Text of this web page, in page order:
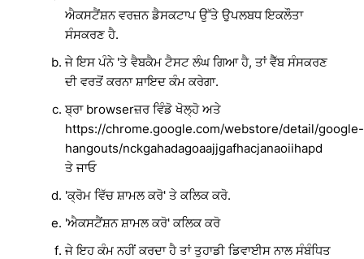
ਐਕਸਟੈਂਸ਼ਨ ਵਰਜ਼ਨ ਡੈਸਕਟਾਪ ਉੱਤੇ ਉਪਲਬਧ ਇਕਲੌਤਾ
ਸੰਸਕਰਣ ਹੈ.
ਜੇ ਇਸ ਪੰਨੇ 'ਤੇ ਵੈਬਕੈਮ ਟੈਸਟ ਲੰਘ ਗਿਆ ਹੈ, ਤਾਂ ਵੈੱਬ ਸੰਸਕਰਣ
ਦੀ ਵਰਤੋਂ ਕਰਨਾ ਸ਼ਾਇਦ ਕੰਮ ਕਰੇਗਾ.
ਬ੍ਰਾ browserਜ਼ਰ ਵਿੰਡੋ ਖੋਲ੍ਹੋ ਅਤੇ
https://chrome.google.com/webstore/detail/google-
hangouts/nckgahadagoaajjgafhacjanaoiihapd
ਤੇ ਜਾਓ
'ਕ੍ਰੋਮ ਵਿੱਚ ਸ਼ਾਮਲ ਕਰੋ' ਤੇ ਕਲਿਕ ਕਰੋ.
'ਐਕਸਟੈਂਸ਼ਨ ਸ਼ਾਮਲ ਕਰੋ' ਕਲਿਕ ਕਰੋ
ਜੇ ਇਹ ਕੰਮ ਨਹੀਂ ਕਰਦਾ ਹੈ ਤਾਂ ਤੁਹਾਡੀ ਡਿਵਾਈਸ ਨਾਲ ਸੰਬੰਧਿਤ